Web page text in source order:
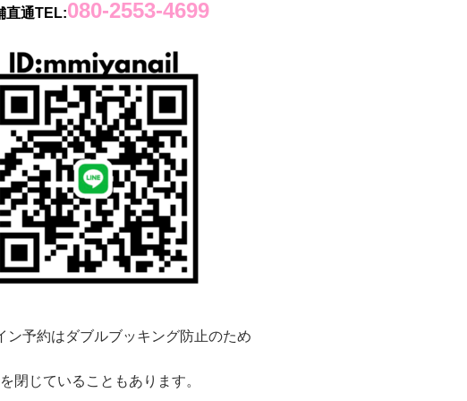
直通TEL:080-2553-4699
ン予約はダブルブッキング防止のため
閉じていることもあります。